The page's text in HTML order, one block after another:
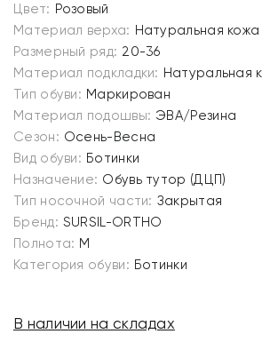
Цвет: Розовый
Материал верха: Натуральная
Размерный ряд: 20-36
Материал подкладки: Натуральная
Тип обуви: Маркирован
Материал подошвы: ЭВА/Резина
Сезон: Осень-Весна
Вид обуви: Ботинки
Назначение: Обувь тутор (ДЦП)
Тип носочной части: Закрытая
Бренд: SURSIL-ORTHO
Полнота: M
Категория обуви: Ботинки
В наличии на складах